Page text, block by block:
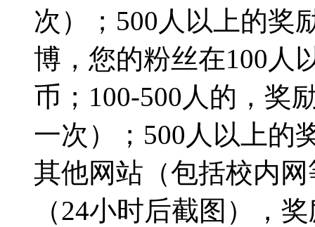
次）；500人以上的奖
博，您的粉丝在100人
币；100-500人的，奖
一次）；500人以上的
其他网站（包括校内
（24小时后截图），